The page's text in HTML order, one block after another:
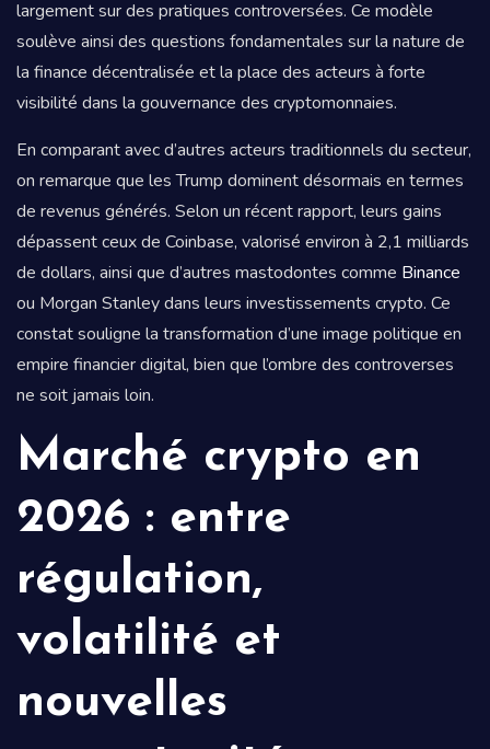
largement sur des pratiques controversées. Ce modèle
soulève ainsi des questions fondamentales sur la nature de
la finance décentralisée et la place des acteurs à forte
visibilité dans la gouvernance des cryptomonnaies.
En comparant avec d’autres acteurs traditionnels du secteur,
on remarque que les Trump dominent désormais en termes
de revenus générés. Selon un récent rapport, leurs gains
dépassent ceux de Coinbase, valorisé environ à 2,1 milliards
de dollars, ainsi que d’autres mastodontes comme Binance
ou Morgan Stanley dans leurs investissements crypto. Ce
constat souligne la transformation d’une image politique en
empire financier digital, bien que l’ombre des controverses
ne soit jamais loin.
Marché crypto en
2026 : entre
régulation,
volatilité et
nouvelles